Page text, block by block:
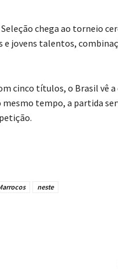
chega ao torneio
e jovens talentos,
cinco títulos, o Brasil vê
tempo, a partida
neste